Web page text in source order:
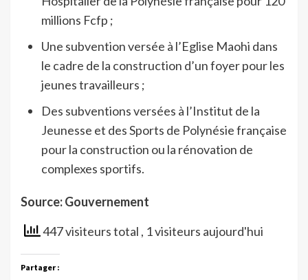
millions Fcfp ;
Une subvention versée à l’Eglise Maohi dans
le cadre de la construction d’un foyer pour les
jeunes travailleurs ;
Des subventions versées à l’Institut de la
Jeunesse et des Sports de Polynésie française
pour la construction ou la rénovation de
complexes sportifs.
Source: Gouvernement
447 visiteurs total , 1 visiteurs aujourd'hui
Partager :